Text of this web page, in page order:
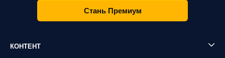
Стань Премиум
КОНТЕНТ